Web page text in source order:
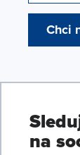
Chci
na